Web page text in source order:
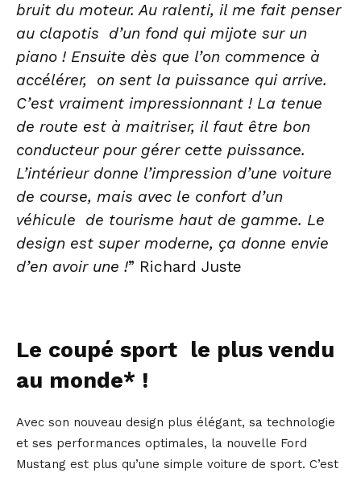
bruit du moteur. Au ralenti, il me fait penser
au clapotis d’un fond qui mijote sur un
piano ! Ensuite dès que l’on commence à
accélérer, on sent la puissance qui arrive.
C’est vraiment impressionnant ! La tenue
de route est à maitriser, il faut être bon
conducteur pour gérer cette puissance.
L’intérieur donne l’impression d’une voiture
de course, mais avec le confort d’un
véhicule de tourisme haut de gamme. Le
design est super moderne, ça donne envie
d’en avoir une !” Richard Juste
Le coupé sport le plus vendu
au monde* !
Avec son nouveau design plus élégant, sa technologie
et ses performances optimales, la nouvelle Ford
Mustang est plus qu’une simple voiture de sport. C’est